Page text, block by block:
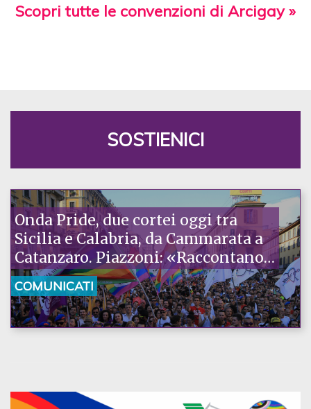
Scopri tutte le convenzioni di Arcigay »
SOSTIENICI
Onda Pride, due cortei oggi tra
Sicilia e Calabria, da Cammarata a
Catanzaro. Piazzoni: «Raccontano
la nostra ostinazione»
COMUNICATI